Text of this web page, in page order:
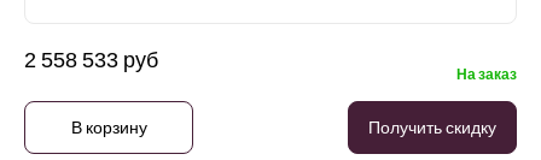
2 558 533 руб
На заказ
В корзину Получить скидку